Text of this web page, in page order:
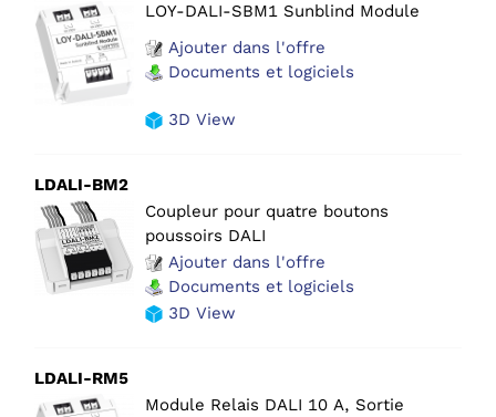
LOY-DALI-SBM1 Sunblind Module
Ajouter dans l'offre
Documents et logiciels
3D View
LDALI-BM2
Coupleur pour quatre boutons
poussoirs DALI
Ajouter dans l'offre
Documents et logiciels
3D View
LDALI-RM5
Module Relais DALI 10 A, Sortie